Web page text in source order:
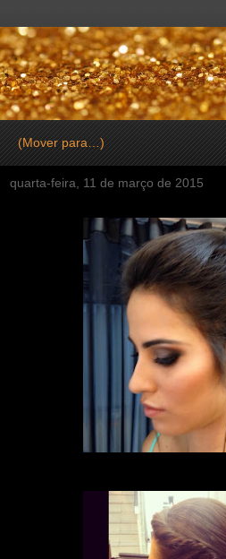
quarta-feira, 11 de março de 2015